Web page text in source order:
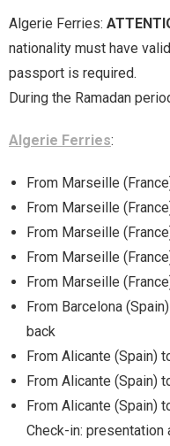
Algerie Ferries:
nationality must have
passport is required.
During the Ramadan
Algerie Ferries:
From Marseille
From Marseille
From Marseille
From Marseille
From Marseille
From Barcelona
back
From Alicante (Spain)
From Alicante (Spain)
From Alicante (Spain)
Check-in: presentation